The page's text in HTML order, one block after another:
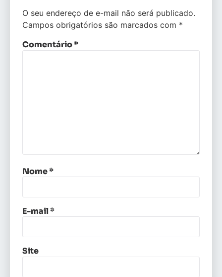
O seu endereço de e-mail não será publicado.
Campos obrigatórios são marcados com *
Comentário*
Nome*
E-mail*
Site